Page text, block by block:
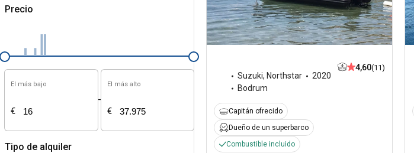
Precio
El más bajo
€
-
El más alto
€
Tipo de alquiler
Suzuki, Northstar
2020
Bodrum
4,60(11)
Capitán ofrecido
Dueño de un superbarco
Combustible incluido